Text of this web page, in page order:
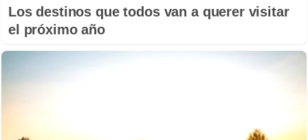
Los destinos que todos van a querer visitar
el próximo año